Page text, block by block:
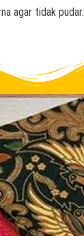
agar tidak pudar.